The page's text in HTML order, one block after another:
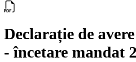
Declarație de
- încetare mandat